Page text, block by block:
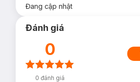
Đang cập nhật
Đánh giá
0
0 đánh giá